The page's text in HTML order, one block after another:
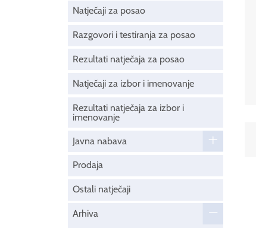
Natječaji za posao
Razgovori i testiranja za posao
Rezultati natječaja za posao
Natječaji za izbor i imenovanje
Rezultati natječaja za izbor i
imenovanje
Javna nabava
Prodaja
Ostali natječaji
Arhiva